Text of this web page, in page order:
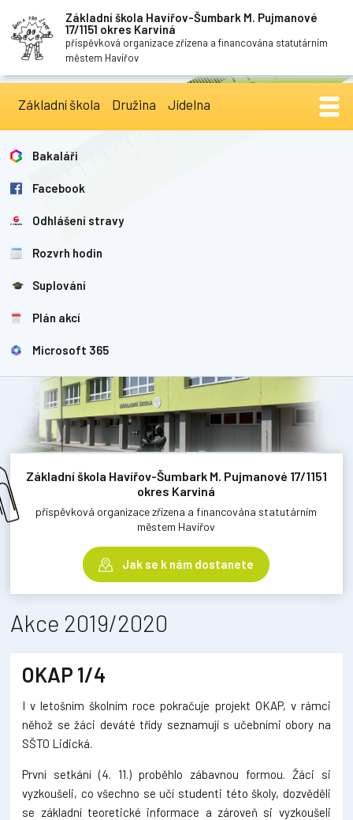
Základní škola Havířov-Šumbark M. Pujmanové
17/1151 okres Karviná
příspěvková organizace zřízena a financována statutárním
městem Havířov
Základní škola Družina Jídelna
Bakaláři
Facebook
Odhlášení stravy
Rozvrh hodin
Suplování
Plán akcí
Microsoft 365
Základní škola Havířov-Šumbark M. Pujmanové 17/1151
okres Karviná
příspěvková organizace zřízena a financována statutárním
městem Havířov
Jak se k nám dostanete
Akce 2019/2020
OKAP 1/4
I v letošním školním roce pokračuje projekt OKAP, v rámci
něhož se žáci deváté třídy seznamují s učebními obory na
SŠTO Lidická.
První setkání (4. 11.) proběhlo zábavnou formou. Žáci si
vyzkoušeli, co všechno se učí studenti této školy, dozvěděli
se základní teoretické informace a zároveň si vyzkoušeli